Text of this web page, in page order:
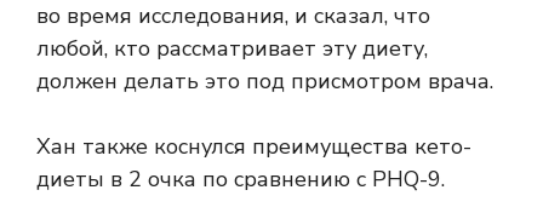
во время исследования, и сказал, что
любой, кто рассматривает эту диету,
должен делать это под присмотром врача.
Хан также коснулся преимущества кето-
диеты в 2 очка по сравнению с PHQ-9.